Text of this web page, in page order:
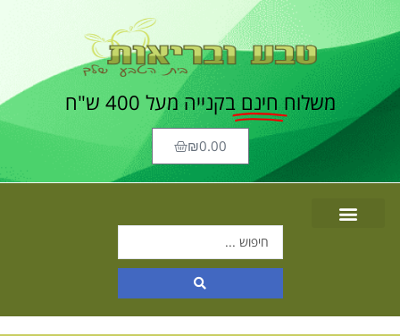
משלוח חינם בקנייה מעל 400 ש"ח
₪0.00